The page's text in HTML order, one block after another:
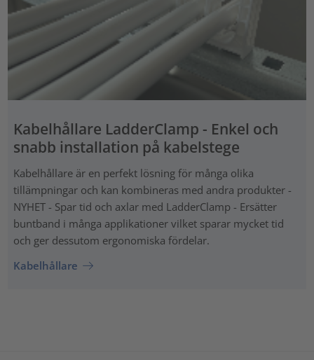
Kabelhållare LadderClamp - Enkel och
snabb installation på kabelstege
Kabelhållare är en perfekt lösning för många olika
tillämpningar och kan kombineras med andra produkter -
NYHET - Spar tid och axlar med LadderClamp - Ersätter
buntband i många applikationer vilket sparar mycket tid
och ger dessutom ergonomiska fördelar.
Kabelhållare